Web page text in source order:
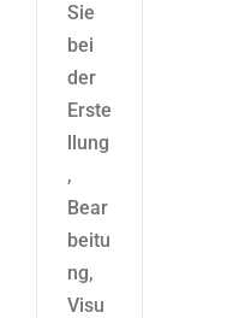
Sie
bei
der
Erste
llung
,
Bear
beitu
ng,
Visu